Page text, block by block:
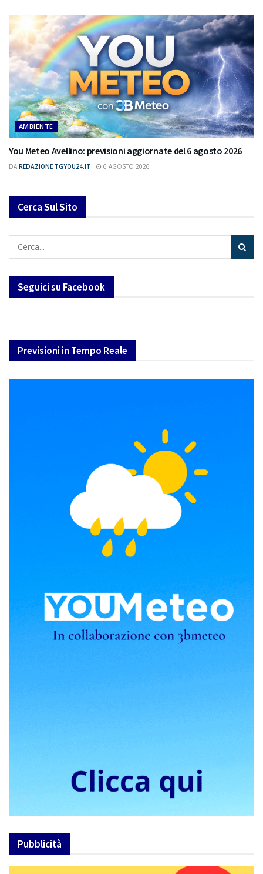
AMBIENTE
You Meteo Avellino: previsioni aggiornate del 6 agosto 2026
DA REDAZIONE TGYOU24.IT 6 AGOSTO 2026
Cerca Sul Sito
Seguici su Facebook
Previsioni in Tempo Reale
Pubblicità